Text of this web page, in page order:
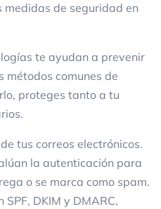
de seguridad en
te ayudan a prevenir
métodos comunes de
proteges tanto a tu
tus correos electrónicos.
la autenticación para
o se marca como spam.
DKIM y DMARC,